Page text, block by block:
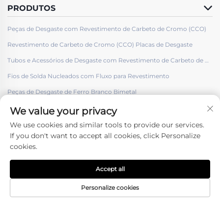
PRODUTOS
Peças de Desgaste com Revestimento de Carbeto de Cromo (CCO)
Revestimento de Carbeto de Cromo (CCO) Placas de Desgaste
Fios de Solda Nucleados com Fluxo para Revestimento
Peças de Desgaste de Ferro Branco Bimetal
Direitos Autorais © Shenyang Hard Welding Surface Engineering Co.,
ltd. -Política de privacidade
We value your privacy
We use cookies and similar tools to provide our services.
If you don't want to accept all cookies, click Personalize
cookies.
Personalize cookies
Accept all